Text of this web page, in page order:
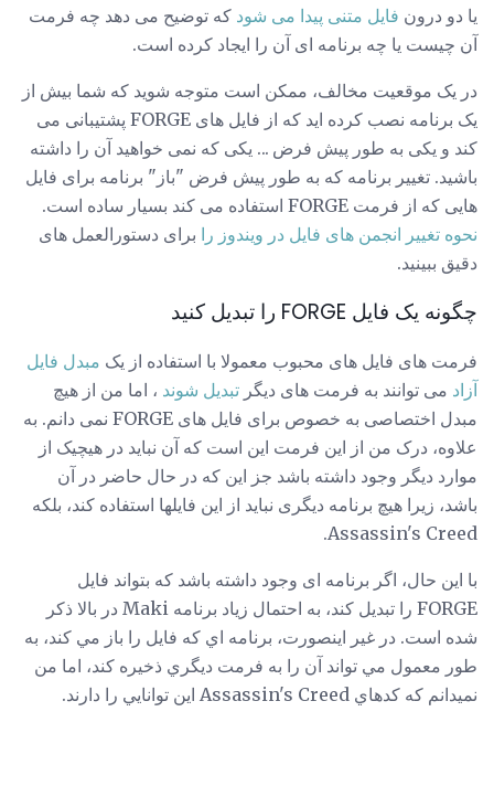
یا دو درون فایل متنی پیدا می شود که توضیح می دهد چه فرمت
آن چیست یا چه برنامه ای آن را ایجاد کرده است.
در یک موقعیت مخالف، ممکن است متوجه شوید که شما بیش از
یک برنامه نصب کرده اید که از فایل های FORGE پشتیبانی می
کند و یکی به طور پیش فرض ... یکی که نمی خواهید آن را داشته
باشید. تغییر برنامه که به طور پیش فرض "باز" ​​برنامه برای فایل
هایی که از فرمت FORGE استفاده می کند بسیار ساده است.
نحوه تغییر انجمن های فایل در ویندوز را برای دستورالعمل های
دقیق ببینید.
چگونه یک فایل FORGE را تبدیل کنید
فرمت های فایل های محبوب معمولا با استفاده از یک مبدل فایل
آزاد می توانند به فرمت های دیگر تبدیل شوند ، اما من از هیچ
مبدل اختصاصی به خصوص برای فایل های FORGE نمی دانم. به
علاوه، درک من از این فرمت این است که آن نباید در هیچیک از
موارد دیگر وجود داشته باشد جز این که در حال حاضر در آن
باشد، زیرا هیچ برنامه دیگری نباید از این فایلها استفاده کند، بلکه
Assassin's Creed.
با این حال، اگر برنامه ای وجود داشته باشد که بتواند فایل
FORGE را تبدیل کند، به احتمال زیاد برنامه Maki در بالا ذکر
شده است. در غير اينصورت، برنامه اي که فايل را باز مي کند، به
طور معمول مي تواند آن را به فرمت ديگري ذخيره کند، اما من
نميدانم که کدهاي Assassin's Creed اين توانايي را دارند.